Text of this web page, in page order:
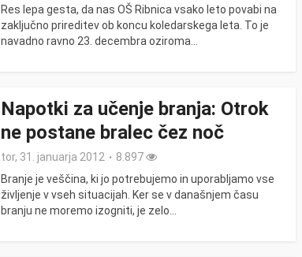
Res lepa gesta, da nas OŠ Ribnica vsako leto povabi na
zaključno prireditev ob koncu koledarskega leta. To je
navadno ravno 23. decembra oziroma...
Napotki za učenje branja: Otrok
ne postane bralec čez noč
tor, 31. januarja 2012
8.897
Branje je veščina, ki jo potrebujemo in uporabljamo vse
življenje v vseh situacijah. Ker se v današnjem času
branju ne moremo izogniti, je zelo...